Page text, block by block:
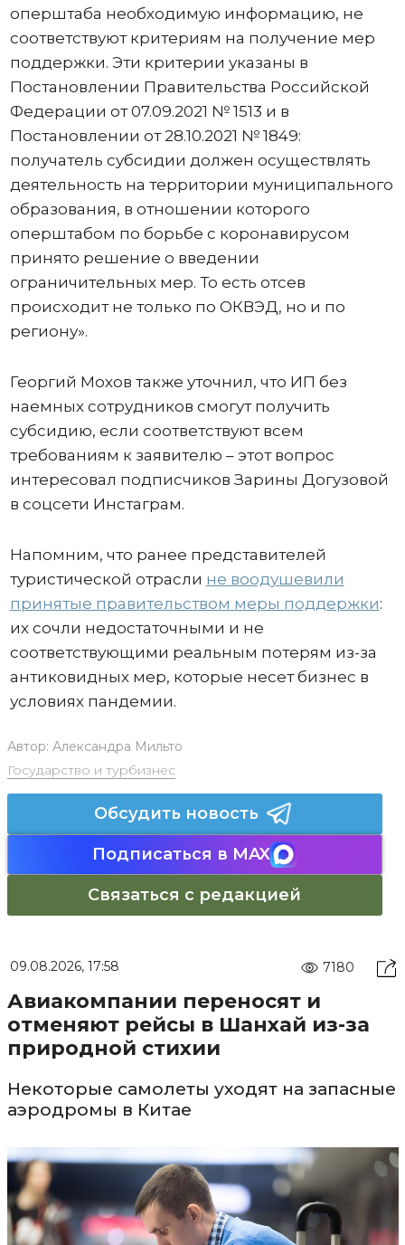
оперштаба необходимую информацию, не
соответствуют критериям на получение мер
поддержки. Эти критерии указаны в
Постановлении Правительства Российской
Федерации от 07.09.2021 № 1513 и в
Постановлении от 28.10.2021 № 1849:
получатель субсидии должен осуществлять
деятельность на территории муниципального
образования, в отношении которого
оперштабом по борьбе с коронавирусом
принято решение о введении
ограничительных мер. То есть отсев
происходит не только по ОКВЭД, но и по
региону».
Георгий Мохов также уточнил, что ИП без
наемных сотрудников смогут получить
субсидию, если соответствуют всем
требованиям к заявителю – этот вопрос
интересовал подписчиков Зарины Догузовой
в соцсети Инстаграм.
Напомним, что ранее представителей
туристической отрасли не воодушевили
принятые правительством меры поддержки:
их сочли недостаточными и не
соответствующими реальным потерям из-за
антиковидных мер, которые несет бизнес в
условиях пандемии.
Автор: Александра Мильто
Государство и турбизнес
Обсудить новость
Подписаться в MAX
Связаться с редакцией
09.08.2026, 17:58 7180
Авиакомпании переносят и
отменяют рейсы в Шанхай из-за
природной стихии
Некоторые самолеты уходят на запасные
аэродромы в Китае